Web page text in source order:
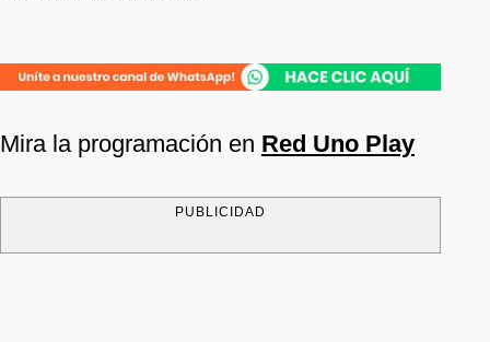
Mira la programación en Red Uno Play
PUBLICIDAD